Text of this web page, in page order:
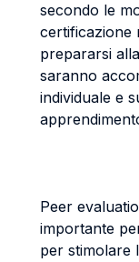
secondo le
certificazione
prepararsi
saranno
individuale e
Peer
importante
per stimolare